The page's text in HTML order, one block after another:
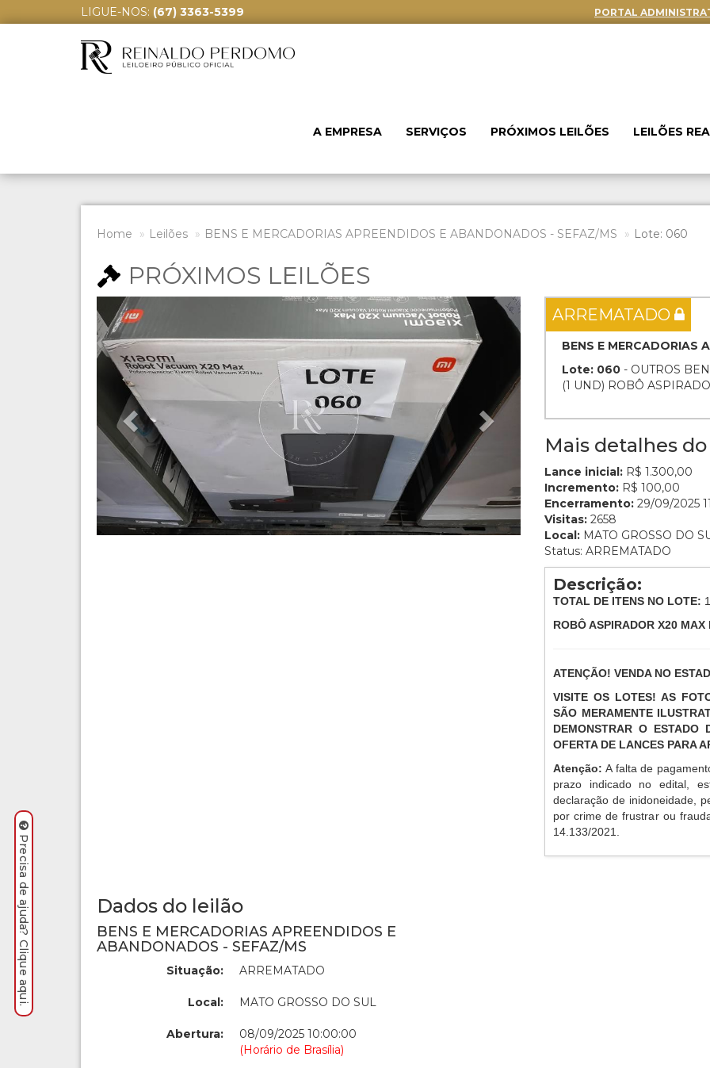
LIGUE-NOS: (67) 3363-5399 PORTAL
A EMPRESA SERVIÇOS PRÓXIMOS LEILÕES LEILÕES
Home Leilões BENS E MERCADORIAS APREENDIDOS E ABANDONADOS - SEFAZ/MS Lote: 060
PRÓXIMOS LEILÕES
Previous Next ARREMATADO
BENS E MERCADORIAS
Lote: 060 - OUTROS
(1 UND) ROBÔ
Mais detalhes
Lance inicial: R$ 1.300,00
Incremento: R$ 100,00
Encerramento: 29/09/2025
Visitas: 2658
Local: MATO GROSSO DO
Status: ARREMATADO
Descrição:
TOTAL DE ITENS NO LOTE:
ROBÔ ASPIRADOR X20 MAX
ATENÇÃO! VENDA NO
VISITE OS LOTES! AS
SÃO MERAMENTE
DEMONSTRAR O ESTADO
OFERTA DE LANCES PARA
Atenção:A falta de
prazo indicado no edital,
declaração de inidoneidade,
por crime de frustrar ou
14.133/2021.
Dados do leilão
BENS E MERCADORIAS APREENDIDOS E
ABANDONADOS - SEFAZ/MS
Situação: ARREMATADO
Local: MATO GROSSO DO SUL
Abertura:
08/09/2025 10:00:00
(Horário de Brasília)
Precisa de ajuda? Clique aqui.